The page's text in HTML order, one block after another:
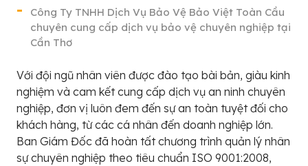
Công Ty TNHH Dịch Vụ Bảo Vệ Bảo Việt Toàn Cầu
chuyên cung cấp dịch vụ bảo vệ chuyên nghiệp tại
Cần Thơ
Với đội ngũ nhân viên được đào tạo bài bản, giàu kinh
nghiệm và cam kết cung cấp dịch vụ an ninh chuyên
nghiệp, đơn vị luôn đem đến sự an toàn tuyệt đối cho
khách hàng, từ các cá nhân đến doanh nghiệp lớn.
Ban Giám Đốc đã hoàn tất chương trình quản lý nhân
sự chuyên nghiệp theo tiêu chuẩn ISO 9001:2008,